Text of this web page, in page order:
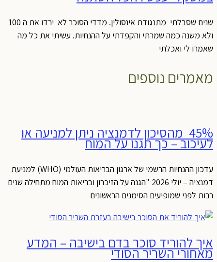
שנים שסבלתי מתנגודת אינסולין. מדדי הסוכר לא ירדו את ה 100
ולא משנה כמה שמרתי והקפדתי על ההנחיות. עשיתי את כל מה
שאמרו לי ואכלתי
מאמרים נוספים
45% מהסיכון לדמנציה ניתן למניעה או
לעיכוב – כך תגנו על המוח
עדכון ההנחיות הרשמי של ארגון הבריאות העולמי (WHO) למניעת
דמנציה – יולי 2026 "הגנה על הזיכרון ובריאות המוח מתחילה שנים
רבות לפני שמופיעים הסימנים הראשונים
איך להוריד סוכר בדם בישיבה – המדע
מאחורי השריר הסודי